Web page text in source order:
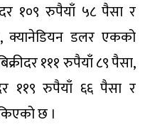
१०९ रुपैयाँ ५८ पैसा र
क्यानेडियन डलर एकको
१११ रुपैयाँ ८९ पैसा,
११९ रुपैयाँ ६६ पैसा र
छ ।